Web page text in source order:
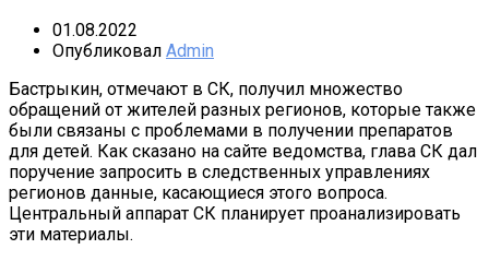
01.08.2022
Опубликовал Admin
Бастрыкин, отмечают в СК, получил множество
обращений от жителей разных регионов, которые также
были связаны с проблемами в получении препаратов
для детей. Как сказано на сайте ведомства, глава СК дал
поручение запросить в следственных управлениях
регионов данные, касающиеся этого вопроса.
Центральный аппарат СК планирует проанализировать
эти материалы.